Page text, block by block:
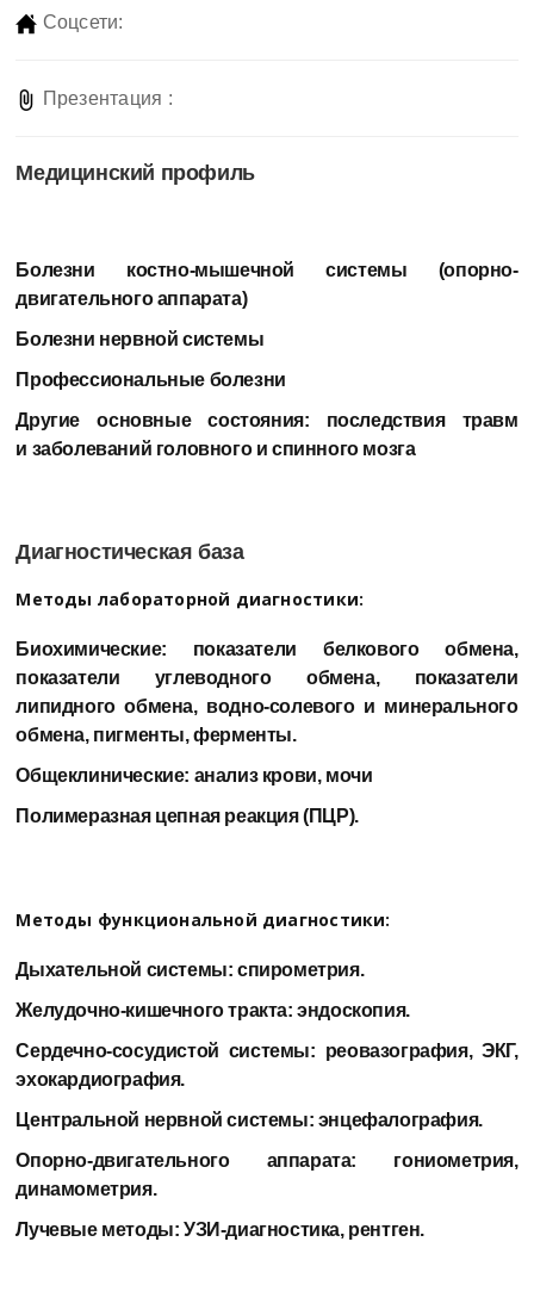
Соцсети:
Презентация :
Медицинский профиль
Болезни костно-мышечной системы (опорно-
двигательного аппарата)
Болезни нервной системы
Профессиональные болезни
Другие основные состояния: последствия травм
и заболеваний головного и спинного мозга
Диагностическая база
Методы лабораторной диагностики:
Биохимические: показатели белкового обмена,
показатели углеводного обмена, показатели
липидного обмена, водно-солевого и минерального
обмена, пигменты, ферменты.
Общеклинические: анализ крови, мочи
Полимеразная цепная реакция (ПЦР).
Методы функциональной диагностики:
Дыхательной системы: спирометрия.
Желудочно-кишечного тракта: эндоскопия.
Сердечно-сосудистой системы: реовазография, ЭКГ,
эхокардиография.
Центральной нервной системы: энцефалография.
Опорно-двигательного аппарата: гониометрия,
динамометрия.
Лучевые методы: УЗИ-диагностика, рентген.